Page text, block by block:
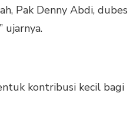
Pak Denny Abdi, dubes
ujarnya.
kontribusi kecil bagi